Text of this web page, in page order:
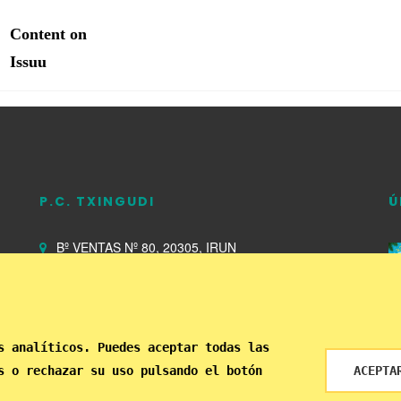
P.C. TXINGUDI
Bº VENTAS Nº 80, 20305, IRUN
analíticos. Puedes aceptar todas las
rechazar su uso pulsando el botón